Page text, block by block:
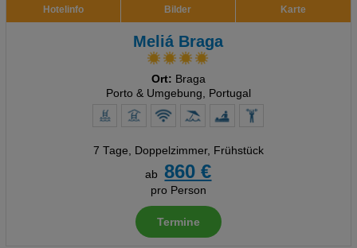
Hotelinfo Bilder Karte
Meliá Braga
Ort: Braga
Porto & Umgebung, Portugal
7 Tage, Doppelzimmer, Frühstück
ab
860 €
pro Person
Termine